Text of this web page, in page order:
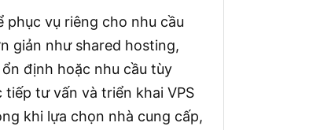
phục vụ riêng cho nhu cầu
giản như shared hosting,
định hoặc nhu cầu tùy
tư vấn và triển khai VPS
khi lựa chọn nhà cung cấp,